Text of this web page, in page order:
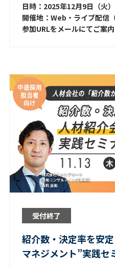
日時：2025年12月9日（火
開催地：Web・ライブ配信
参加URLをメールにてご案内
受付終了
紹介数・決定率を安
マネジメント”実践セ